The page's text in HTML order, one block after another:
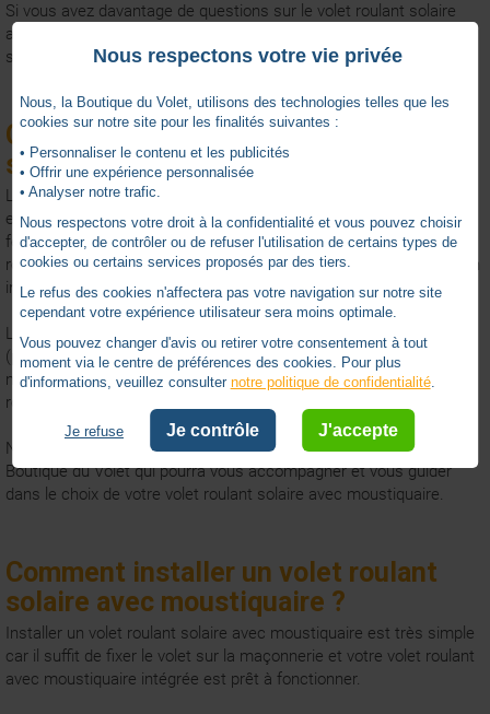
Si vous avez davantage de questions sur le volet roulant solaire
avec moustiquaire, n’hésitez pas à prendre contact avec notre
service client La Boutique du Volet qui pourra vous renseigner.
Comment choisir mon volet roulant
solaire avec moustiquaire ?
Le choix va d'abord se faire en premier sur le volet roulant solaire
et sur l’ouverture où vous souhaitez installer ce dernier (fenêtre,
fenêtre de toit…). Vous pouvez demander à réaliser votre volet
roulant solaire avec une moustiquaire intégrée sur mesure, ou bien
intégrer une moustiquaire à votre volet roulant par la suite.
Les critères essentiels à prendre en compte sont les dimensions
(pour volet et moustiquaire) et le type de matériau (pour volet et
moustiquaire). La réalisation sur-mesure de ce type de volet
roulant est privilégiée et plus commune.
N’hésitez pas à prendre contact avec notre service client La
Boutique du Volet qui pourra vous accompagner et vous guider
dans le choix de votre volet roulant solaire avec moustiquaire.
Comment installer un volet roulant
solaire avec moustiquaire ?
Installer un volet roulant solaire avec moustiquaire est très simple
car il suffit de fixer le volet sur la maçonnerie et votre volet roulant
avec moustiquaire intégrée est prêt à fonctionner.
Nous respectons votre vie privée
Nous, la Boutique du Volet, utilisons des technologies telles que les
cookies sur notre site pour les finalités suivantes :
• Personnaliser le contenu et les publicités
• Offrir une expérience personnalisée
• Analyser notre trafic.
Nous respectons votre droit à la confidentialité et vous pouvez choisir
d'accepter, de contrôler ou de refuser l'utilisation de certains types de
cookies ou certains services proposés par des tiers.
Le refus des cookies n'affectera pas votre navigation sur notre site
cependant votre expérience utilisateur sera moins optimale.
Vous pouvez changer d'avis ou retirer votre consentement à tout
moment via le centre de préférences des cookies. Pour plus
d'informations, veuillez consulter notre politique de confidentialité.
Je refuse Je contrôle J'accepte